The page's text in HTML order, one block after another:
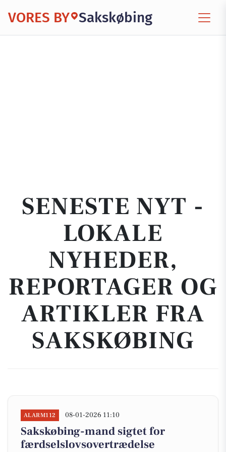
VORES BY Sakskøbing
SENESTE NYT -
LOKALE
NYHEDER,
REPORTAGER OG
ARTIKLER FRA
SAKSKØBING
ALARM112 08-01-2026 11:10
Sakskøbing-mand sigtet for
færdselslovsovertrædelse